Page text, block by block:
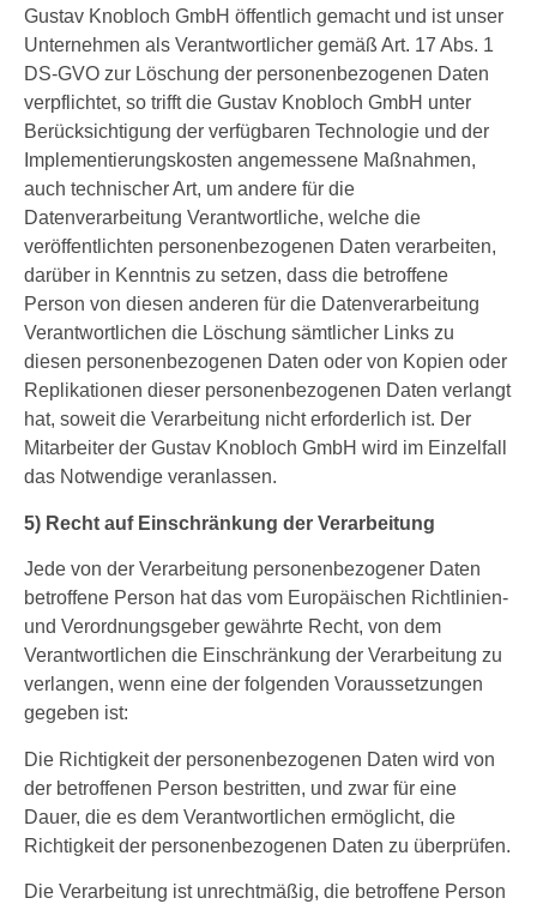
Gustav Knobloch GmbH öffentlich gemacht und ist unser
Unternehmen als Verantwortlicher gemäß Art. 17 Abs. 1
DS-GVO zur Löschung der personenbezogenen Daten
verpflichtet, so trifft die Gustav Knobloch GmbH unter
Berücksichtigung der verfügbaren Technologie und der
Implementierungskosten angemessene Maßnahmen,
auch technischer Art, um andere für die
Datenverarbeitung Verantwortliche, welche die
veröffentlichten personenbezogenen Daten verarbeiten,
darüber in Kenntnis zu setzen, dass die betroffene
Person von diesen anderen für die Datenverarbeitung
Verantwortlichen die Löschung sämtlicher Links zu
diesen personenbezogenen Daten oder von Kopien oder
Replikationen dieser personenbezogenen Daten verlangt
hat, soweit die Verarbeitung nicht erforderlich ist. Der
Mitarbeiter der Gustav Knobloch GmbH wird im Einzelfall
das Notwendige veranlassen.
5) Recht auf Einschränkung der Verarbeitung
Jede von der Verarbeitung personenbezogener Daten
betroffene Person hat das vom Europäischen Richtlinien-
und Verordnungsgeber gewährte Recht, von dem
Verantwortlichen die Einschränkung der Verarbeitung zu
verlangen, wenn eine der folgenden Voraussetzungen
gegeben ist:
Die Richtigkeit der personenbezogenen Daten wird von
der betroffenen Person bestritten, und zwar für eine
Dauer, die es dem Verantwortlichen ermöglicht, die
Richtigkeit der personenbezogenen Daten zu überprüfen.
Die Verarbeitung ist unrechtmäßig, die betroffene Person